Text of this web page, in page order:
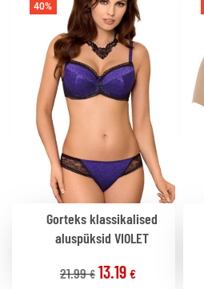
40%
Gorteks klassikalised
aluspüksid VIOLET
21.99€ 13.19 €